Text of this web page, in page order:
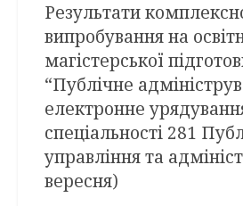
Результати
випробування на
магістерської
“Публічне
електронне
спеціальності 281
управління та
вересня)